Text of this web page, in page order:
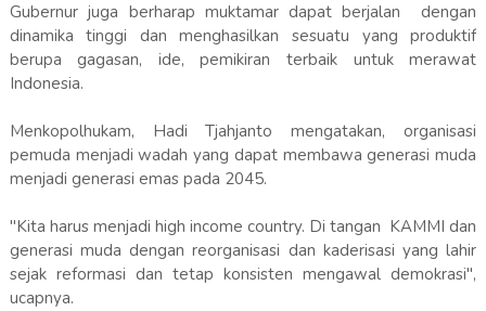
Gubernur juga berharap muktamar dapat berjalan dengan
dinamika tinggi dan menghasilkan sesuatu yang produktif
berupa gagasan, ide, pemikiran terbaik untuk merawat
Indonesia.
Menkopolhukam, Hadi Tjahjanto mengatakan, organisasi
pemuda menjadi wadah yang dapat membawa generasi muda
menjadi generasi emas pada 2045.
"Kita harus menjadi high income country. Di tangan KAMMI dan
generasi muda dengan reorganisasi dan kaderisasi yang lahir
sejak reformasi dan tetap konsisten mengawal demokrasi",
ucapnya.